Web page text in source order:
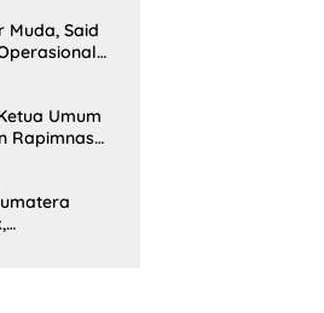
Muda, Said
Umum
Rapimnas